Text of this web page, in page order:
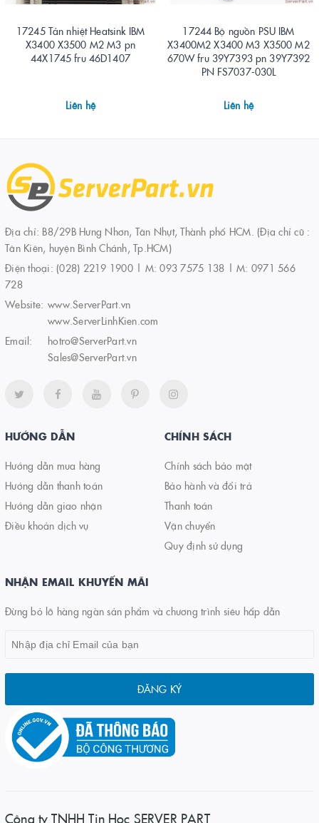
17245 Tản nhiệt Heatsink IBM
X3400 X3500 M2 M3 pn
44X1745 fru 46D1407
Liên hệ
17244 Bộ nguồn PSU IBM
X3400M2 X3400 M3 X3500 M2
670W fru 39Y7393 pn 39Y7392
PN FS7037-030L
Liên hệ
Địa chỉ: B8/29B Hưng Nhơn, Tân Nhựt, Thành phố HCM. (Địa chỉ cũ :
Tân Kiên, huyện Bình Chánh, Tp.HCM)
Điện thoại: (028) 2219 1900 | M: 093 7575 138 | M: 0971 566
728
Website: www.ServerPart.vn
www.ServerLinhKien.com
Email:
hotro@ServerPart.vn
Sales@ServerPart.vn
HƯỚNG DẪN
Hướng dẫn mua hàng
Hướng dẫn thanh toán
Hướng dẫn giao nhận
Điều khoản dịch vụ
CHÍNH SÁCH
Chính sách bảo mật
Bảo hành và đổi trả
Thanh toán
Vận chuyển
Quy định sử dụng
NHẬN EMAIL KHUYẾN MÃI
Đừng bỏ lỡ hàng ngàn sản phẩm và chương trình siêu hấp dẫn
ĐĂNG KÝ
Công ty TNHH Tin Học SERVER PART